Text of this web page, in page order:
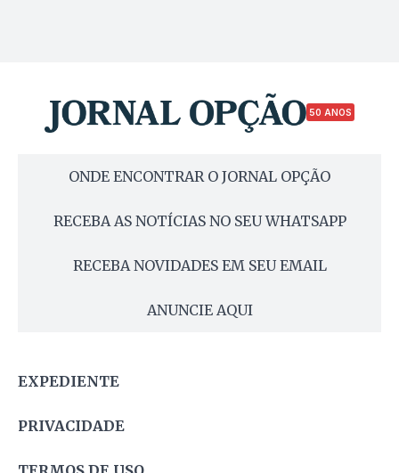
50 ANOS
ONDE ENCONTRAR O JORNAL OPÇÃO
RECEBA AS NOTÍCIAS NO SEU WHATSAPP
RECEBA NOVIDADES EM SEU EMAIL
ANUNCIE AQUI
EXPEDIENTE
PRIVACIDADE